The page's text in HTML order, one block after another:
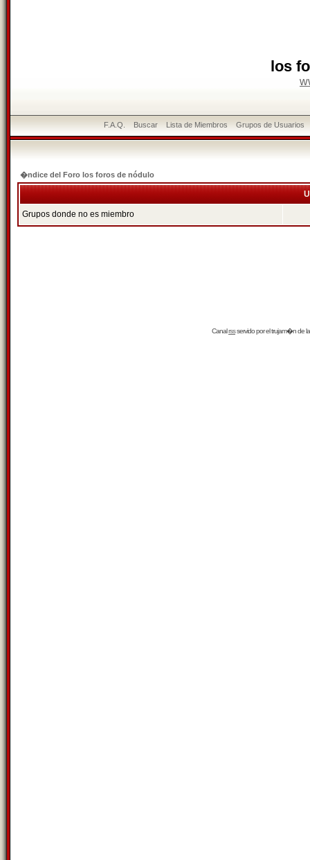
los
F.A.Q. Buscar Lista de Miembros Grupos de Usuarios
�ndice del Foro los foros de nódulo
Grupos donde no es miembro
Canalrssservido por eltrujam�nde